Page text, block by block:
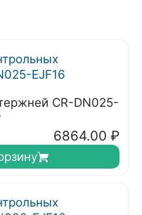
CR-DN025-
6864.00 ₽